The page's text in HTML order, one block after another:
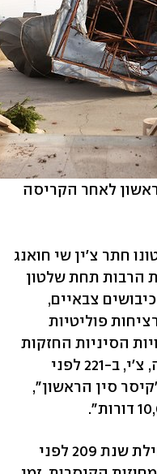
לאחר הקריסה
חתר צ'ין שי חואנג
הרבות תחת שלטון
צבאיים,
פוליטיות
זו נפלו 6 הנסיכויות הסיניות החזקות
שנותרו בסין. כשנפלה האחרונה, צ'י, ב-221 לפני
סין הראשון",
צ'ין שי חואנג מת ב-210 או בתחילת שנת 209 לפני